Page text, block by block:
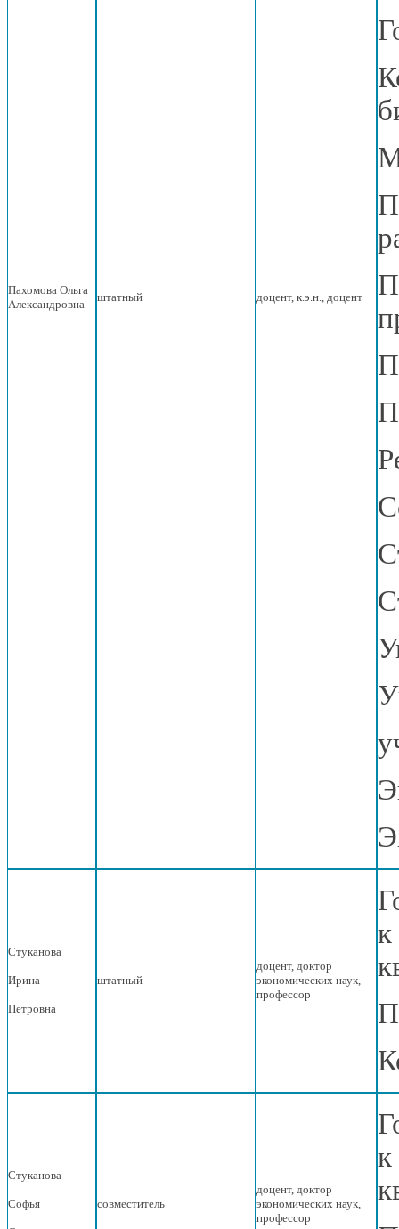
Пахомова Ольга
Александровна
штатный доцент, к.э.н., доцент
Стуканова
Ирина
Петровна
штатный
доцент, доктор
экономических наук,
профессор
к
Стуканова
Софья совместитель
доцент, доктор
экономических наук,
профессор
к